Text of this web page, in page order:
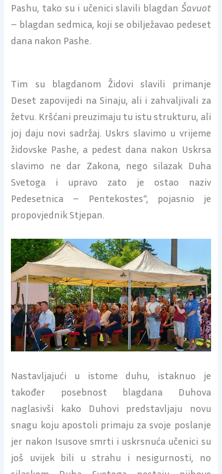
Pashu, tako su i učenici slavili blagdan Šavuot
– blagdan sedmica, koji se obilježavao pedeset
dana nakon Pashe.
Tim su blagdanom Židovi slavili primanje
Deset zapovijedi na Sinaju, ali i zahvaljivali za
žetvu. Kršćani preuzimaju tu istu strukturu, ali
joj daju novi sadržaj. Uskrs slavimo u vrijeme
židovske Pashe, a pedest dana nakon Uskrsa
slavimo ne dar Zakona, nego silazak Duha
Svetoga i upravo zato je ostao naziv
Pedesetnica – Pentekostes“, pojasnio je
propovjednik Stjepan.
Nastavljajući u istome duhu, istaknuo je
također posebnost blagdana Duhova
naglasivši kako Duhovi predstavljaju novu
snagu koju apostoli primaju za svoje poslanje
jer nakon Isusove smrti i uskrsnuća učenici su
još uvijek bili u strahu i nesigurnosti, no